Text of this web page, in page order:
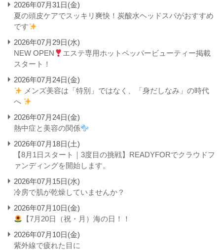
2026年07月31日(金)
夏の頭皮ケアでスッキリ爽快！炭酸水ヘッドスパがおすすめ
です
2026年07月29日(水)
NEW OPEN
エステ専用ホットペッパービューティー掲載
スタート！
2026年07月24日(金)
メンズ美容は「特別」ではなく、「身だしなみ」の時代
へ
2026年07月24日(金)
熱中症と美容の関係
2026年07月18日(土)
【8月1日スタート｜3度目の挑戦】READYFORでクラウドフ
ァンディングを開始します。
2026年07月15日(水)
冷房で肌が乾燥していませんか？
2026年07月10日(金)
【7月20日（祝・月）海の日！！
2026年07月10日(金)
紫外線で疲れた目に